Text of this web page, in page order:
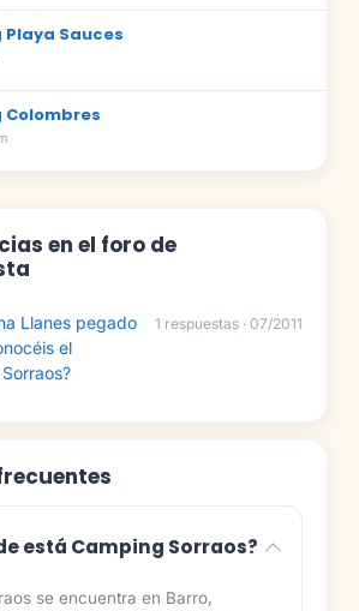
Sauces
Colombres
en el foro de
Llanes pegado
el
1 respuestas · 07/2011
está Camping Sorraos?
se encuentra en Barro,